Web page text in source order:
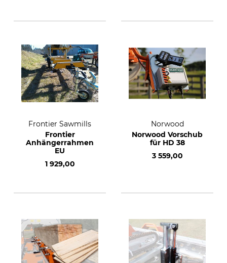
Frontier Sawmills
Frontier
Anhängerrahmen
EU
1 929,00
Norwood
Norwood Vorschub
für HD 38
3 559,00